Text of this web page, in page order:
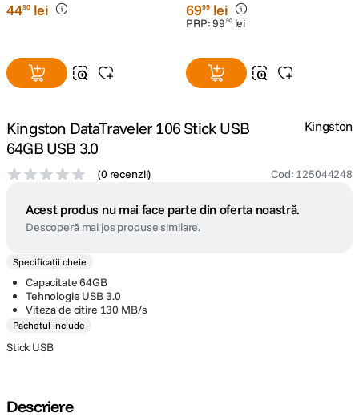
4490 lei 6999 lei
PRP:99 90 lei
Kingston DataTraveler 106 Stick USB
64GB USB 3.0
(0 recenzii) Cod: 125044248
Kingston
Acest produs nu mai face parte din oferta noastră.
Descoperă mai jos produse similare.
Specificații cheie
Capacitate 64GB
Tehnologie USB 3.0
Viteza de citire 130 MB/s
Pachetul include
Stick USB
Descriere